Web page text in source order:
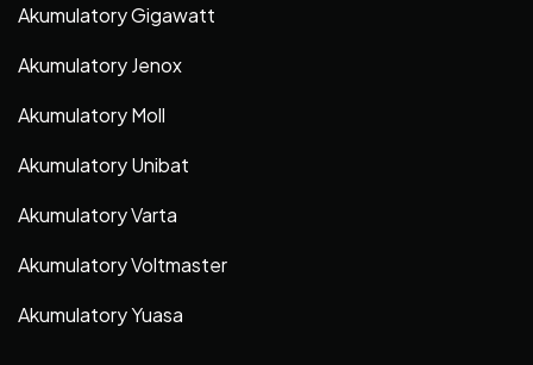
Akumulatory Gigawatt
Akumulatory Jenox
Akumulatory Moll
Akumulatory Unibat
Akumulatory Varta
Akumulatory Voltmaster
Akumulatory Yuasa